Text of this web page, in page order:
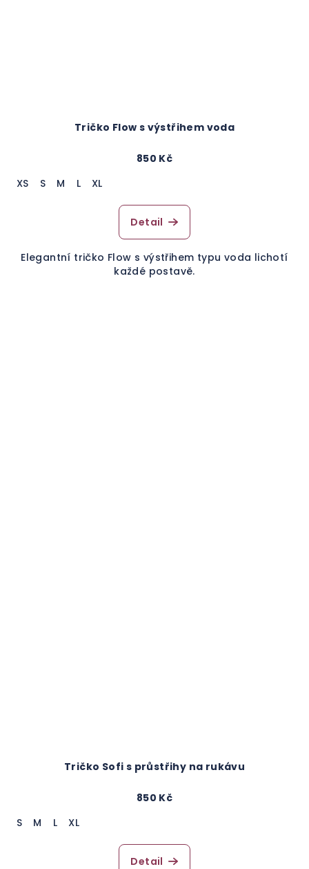
Tričko Flow s výstřihem voda
850 Kč
XS
S M L XL
Detail
Elegantní tričko Flow s výstřihem typu voda lichotí
každé postavě.
Tričko Sofi s průstřihy na rukávu
850 Kč
S
M L XL
Detail